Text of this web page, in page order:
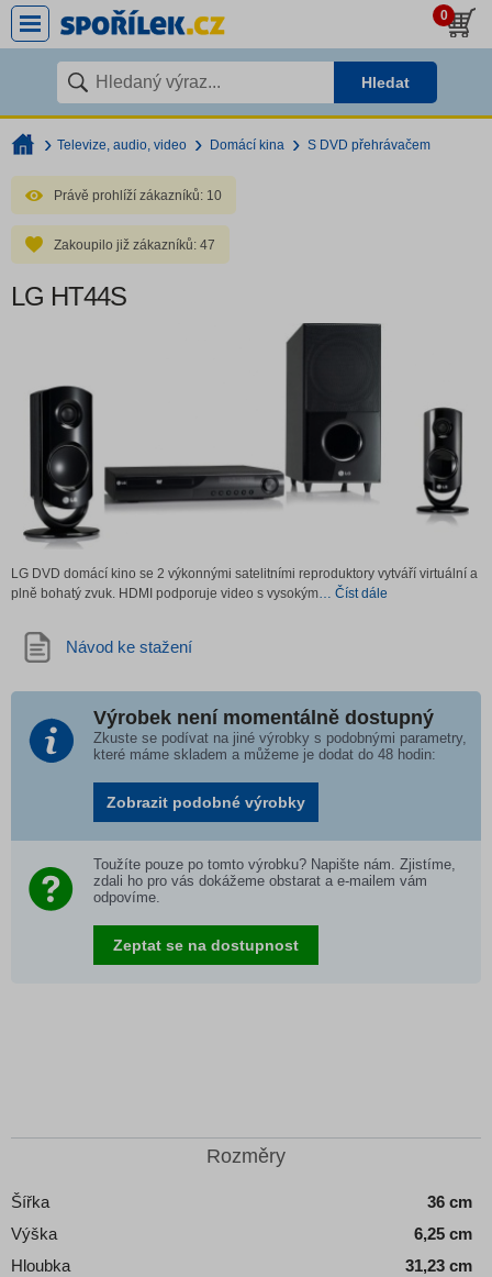
0
Hledat
Televize, audio, video Domácí kina S DVD přehrávačem
Právě prohlíží zákazníků: 10
Zakoupilo již zákazníků: 47
LG HT44S
LG DVD domácí kino se 2 výkonnými satelitními reproduktory vytváří virtuální a
plně bohatý zvuk. HDMI podporuje video s vysokým… Číst dále
Návod ke stažení
Výrobek není momentálně dostupný
Zkuste se podívat na jiné výrobky s podobnými parametry,
které máme skladem a můžeme je dodat do 48 hodin:
Zobrazit podobné výrobky
Toužíte pouze po tomto výrobku? Napište nám. Zjistíme,
zdali ho pro vás dokážeme obstarat a e-mailem vám
odpovíme.
Zeptat se na dostupnost
Rozměry
Šířka
36 cm
Výška
6,25 cm
Hloubka
31,23 cm